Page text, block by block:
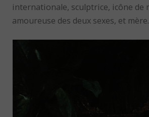
internationale, sculptrice, icône de
amoureuse des deux sexes, et